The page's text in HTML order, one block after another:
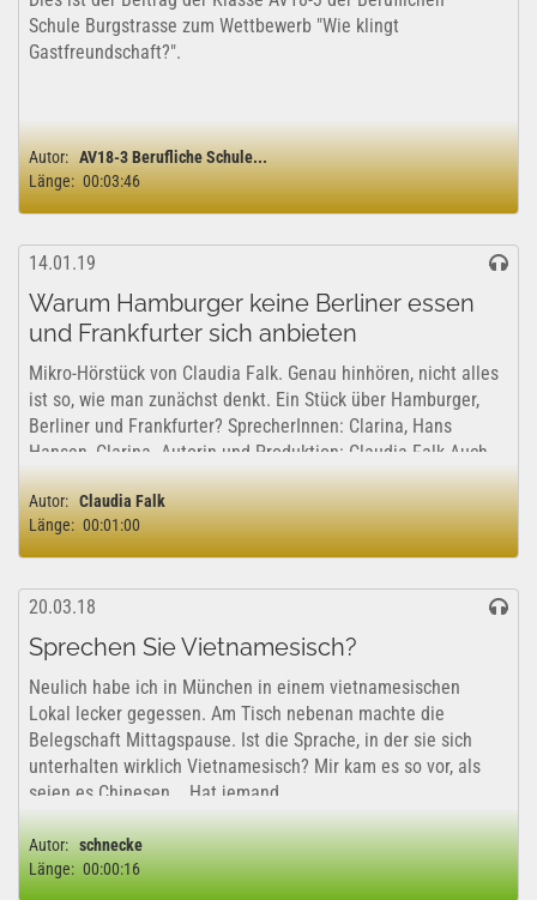
Schule Burgstrasse zum Wettbewerb "Wie klingt
Gastfreundschaft?".
Autor: AV18-3 Berufliche Schule...
Länge: 00:03:46
14.01.19
Warum Hamburger keine Berliner essen
und Frankfurter sich anbieten
Mikro-Hörstück von Claudia Falk. Genau hinhören, nicht alles
ist so, wie man zunächst denkt. Ein Stück über Hamburger,
Berliner und Frankfurter? SprecherInnen: Clarina, Hans
Hansen, Clarina. Autorin und Produktion: Claudia Falk Auch
bei youtube:...
Autor: Claudia Falk
Länge: 00:01:00
20.03.18
Sprechen Sie Vietnamesisch?
Neulich habe ich in München in einem vietnamesischen
Lokal lecker gegessen. Am Tisch nebenan machte die
Belegschaft Mittagspause. Ist die Sprache, in der sie sich
unterhalten wirklich Vietnamesisch? Mir kam es so vor, als
seien es Chinesen... Hat jemand...
Autor: schnecke
Länge: 00:00:16